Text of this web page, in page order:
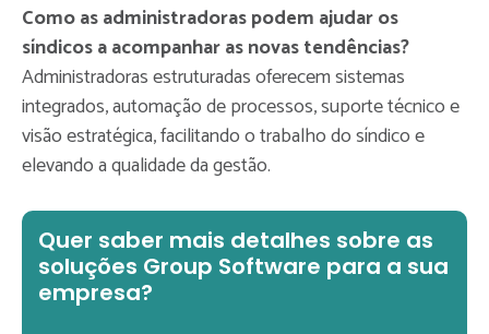
Como as administradoras podem ajudar os
síndicos a acompanhar as novas tendências?
Administradoras estruturadas oferecem sistemas
integrados, automação de processos, suporte técnico e
visão estratégica, facilitando o trabalho do síndico e
elevando a qualidade da gestão.
Quer saber mais detalhes sobre as
soluções Group Software para a sua
empresa?